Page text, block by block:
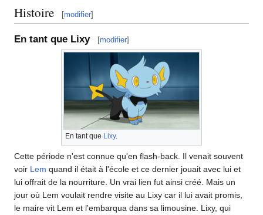
Histoire [modifier]
En tant que Lixy [modifier]
En tant que Lixy.
Cette période n'est connue qu'en flash-back. Il venait souvent
voir Lem quand il était à l'école et ce dernier jouait avec lui et
lui offrait de la nourriture. Un vrai lien fut ainsi créé. Mais un
jour où Lem voulait rendre visite au Lixy car il lui avait promis,
le maire vit Lem et l'embarqua dans sa limousine. Lixy, qui